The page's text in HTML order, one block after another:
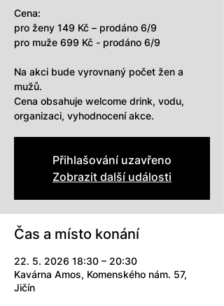
Cena:
pro ženy 149 Kč – prodáno 6/9
pro muže 699 Kč - prodáno 6/9
Na akci bude vyrovnaný počet žen a
mužů.
Cena obsahuje welcome drink, vodu,
organizaci, vyhodnocení akce.
Přihlašování uzavřeno
Zobrazit další události
Čas a místo konání
22. 5. 2026 18:30 – 20:30
Kavárna Amos, Komenského nám. 57,
Jičín